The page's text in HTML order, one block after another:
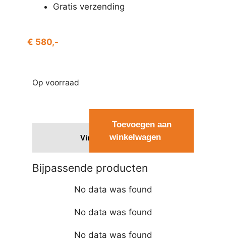
Gratis verzending
€ 580,-
Op voorraad
Toevoegen aan
winkelwagen
Vind een dealer
Bijpassende producten
No data was found
No data was found
No data was found